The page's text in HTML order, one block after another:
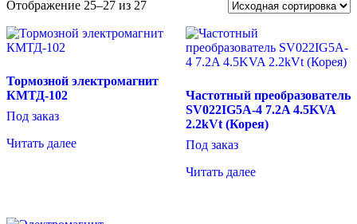
Отображение 25–27 из 27
Тормозной электромагнит
КМТД-102
Под заказ
Читать далее
Частотный преобразователь
SV022IG5A-4 7.2A 4.5KVA
2.2kVt (Корея)
Под заказ
Читать далее